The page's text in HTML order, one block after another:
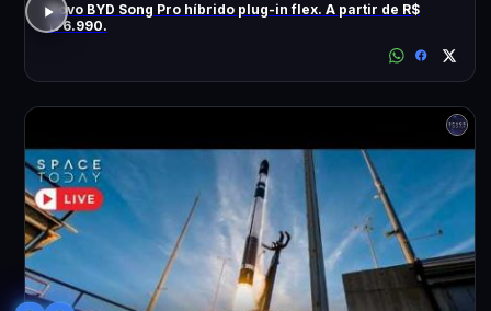
Novo BYD Song Pro híbrido plug-in flex. A partir de R$
176.990.